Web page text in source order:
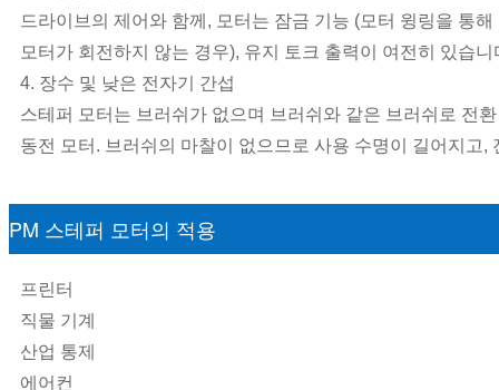
드라이브의 제어와 함께, 모터는 잠금 기능 (모터 윙링을 통
모터가 회전하지 않는 경우), 유지 토크 출력이 여전히 있습니
4. 장수 및 낮은 전자기 간섭
스테퍼 모터는 브러쉬가 없으며 브러쉬와 같은 브러쉬로 전
동전 모터. 브러쉬의 마찰이 없으므로 사용 수명이 길어지고
PM 스테퍼 모터의 적용
프린터
직물 기계
산업 통제
에어컨